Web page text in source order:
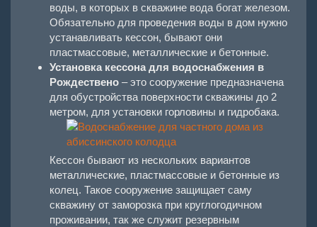
воды, в которых в скважине вода богат железом.
Обязательно для проведения воды в дом нужно
устанавливать кессон, бывают они
пластмассовые, металлические и бетонные.
Установка кессона для водоснабжения в
Рождествено – это сооружение предназначена
для обустройства поверхности скважины до 2
метром, для установки горловины и гидробака.
Кессон бывают из нескольких вариантов
металлические, пластмассовые и бетонные из
колец. Такое сооружение защищает саму
скважину от заморозка при круглогодичном
проживании, так же служит резервным